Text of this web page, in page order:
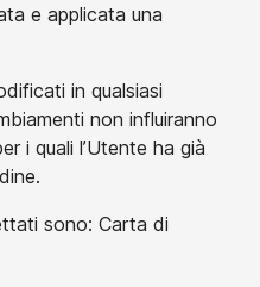
e applicata una
in qualsiasi
non influiranno
i quali l’Utente ha già
sono: Carta di